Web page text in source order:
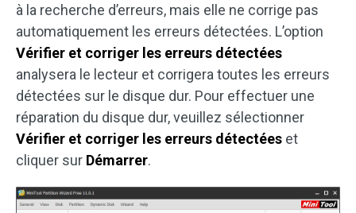
à la recherche d’erreurs, mais elle ne corrige pas
automatiquement les erreurs détectées. L’option
Vérifier et corriger les erreurs détectées
analysera le lecteur et corrigera toutes les erreurs
détectées sur le disque dur. Pour effectuer une
réparation du disque dur, veuillez sélectionner
Vérifier et corriger les erreurs détectées et
cliquer sur Démarrer.